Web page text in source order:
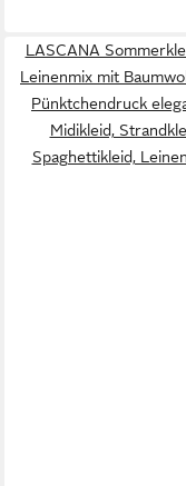
LASCANA
Leinenmix mit
Pünktchendruck
Midikleid,
Spaghettikleid,